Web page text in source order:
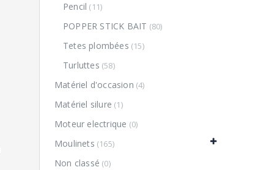
Pencil (11)
POPPER STICK BAIT (80)
Tetes plombées (15)
Turluttes (58)
Matériel d'occasion (4)
Matériel silure (1)
Moteur electrique (0)
Moulinets (165)
Non classé (0)